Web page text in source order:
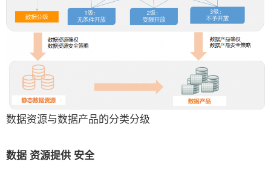
数据资源与数据产品的分类分级
数据 资源提供 安全